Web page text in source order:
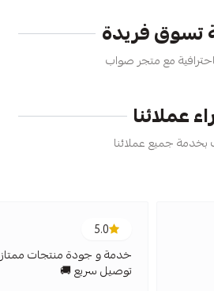
تسوق فريدة
مع متجر صواب
عملائنا
بخدمة جميع عملائنا
5.0
خدمة و جودة منتجات
توصيل سريع 🚚